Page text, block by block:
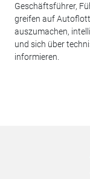
Geschäftsführer,
greifen auf
auszumachen,
und sich über
informieren.